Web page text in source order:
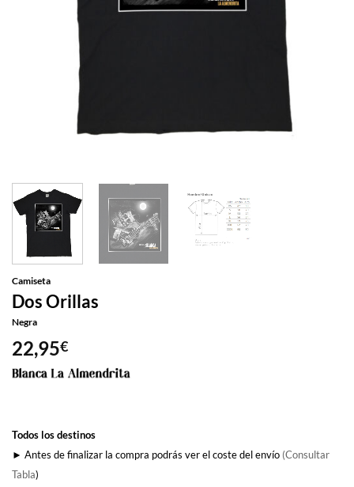
Camiseta
Dos Orillas
Negra
22,95€
Todos los destinos
► Antes de finalizar la compra podrás ver el coste del envío (Consultar
Tabla)